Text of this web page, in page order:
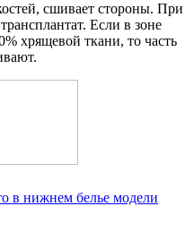
сшивает стороны. При
Если в зоне
хрящевой ткани, то часть
в нижнем белье модели